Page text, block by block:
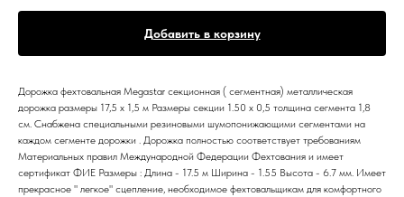
Добавить в корзину
Дорожка фехтовальная Megastar секционная ( сегментная) металлическая
дорожка размеры 17,5 x 1,5 м Размеры секции 1.50 x 0,5 толщина сегмента 1,8
см. Снабжена специальными резиновыми шумопонижающими сегментами на
каждом сегменте дорожки . Дорожка полностью соответствует требованиям
Материальных правил Международной Федерации Фехтования и имеет
сертификат ФИЕ Размеры : Длина - 17.5 м Ширина - 1.55 Высота - 6.7 мм. Имеет
прекрасное " легкое" сцепление, необходимое фехтовальщикам для комфортного